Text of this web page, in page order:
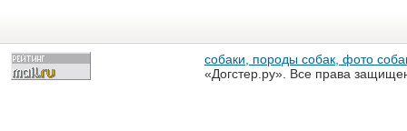
собаки, породы собак, фото
«Догстер.ру». Все права